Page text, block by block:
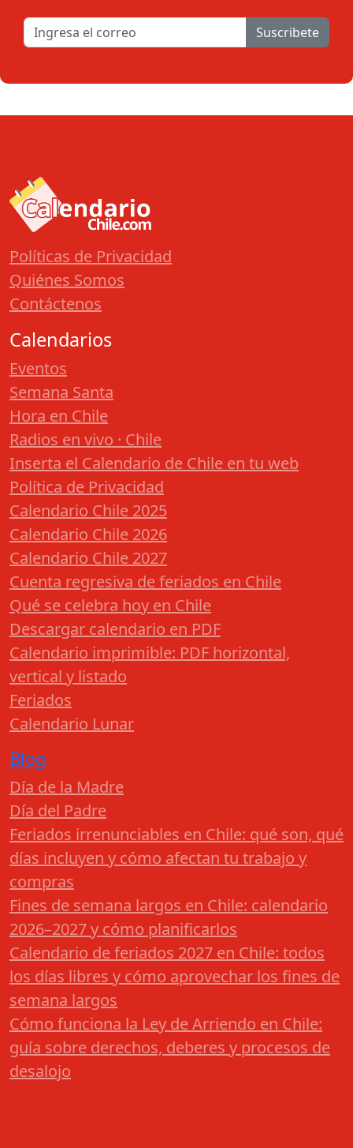
Suscribete
Políticas de Privacidad
Quiénes Somos
Contáctenos
Calendarios
Eventos
Semana Santa
Hora en Chile
Radios en vivo · Chile
Inserta el Calendario de Chile en tu web
Política de Privacidad
Calendario Chile 2025
Calendario Chile 2026
Calendario Chile 2027
Cuenta regresiva de feriados en Chile
Qué se celebra hoy en Chile
Descargar calendario en PDF
Calendario imprimible: PDF horizontal,
vertical y listado
Feriados
Calendario Lunar
Blog
Día de la Madre
Día del Padre
Feriados irrenunciables en Chile: qué son, qué
días incluyen y cómo afectan tu trabajo y
compras
Fines de semana largos en Chile: calendario
2026–2027 y cómo planificarlos
Calendario de feriados 2027 en Chile: todos
los días libres y cómo aprovechar los fines de
semana largos
Cómo funciona la Ley de Arriendo en Chile:
guía sobre derechos, deberes y procesos de
desalojo